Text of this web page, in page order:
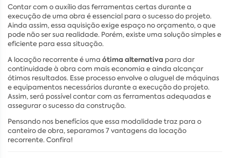
Contar com o auxílio das ferramentas certas durante a
execução de uma obra é essencial para o sucesso do projeto.
Ainda assim, essa aquisição exige espaço no orçamento, o que
pode não ser sua realidade. Porém, existe uma solução simples e
eficiente para essa situação.
A locação recorrente é uma ótima alternativa para dar
continuidade à obra com mais economia e ainda alcançar
ótimos resultados. Esse processo envolve o aluguel de máquinas
e equipamentos necessários durante a execução do projeto.
Assim, será possível contar com as ferramentas adequadas e
assegurar o sucesso da construção.
Pensando nos benefícios que essa modalidade traz para o
canteiro de obra, separamos 7 vantagens da locação
recorrente. Confira!